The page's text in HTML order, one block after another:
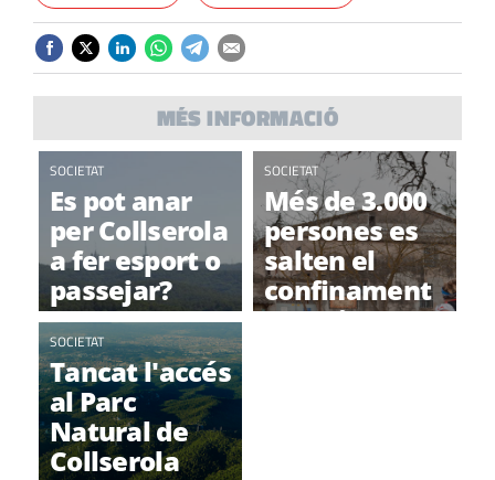
MÉS INFORMACIÓ
SOCIETAT
Es pot anar
per Collserola
a fer esport o
passejar?
SOCIETAT
Més de 3.000
persones es
salten el
confinament
passejant per
SOCIETAT
Tancat l'accés
al Parc
Natural de
Collserola